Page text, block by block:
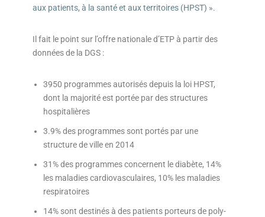
aux patients, à la santé et aux territoires (HPST) ».
Il fait le point sur l’offre nationale d’ETP à partir des
données de la DGS :
3950 programmes autorisés depuis la loi HPST,
dont la majorité est portée par des structures
hospitalières
3.9% des programmes sont portés par une
structure de ville en 2014
31% des programmes concernent le diabète, 14%
les maladies cardiovasculaires, 10% les maladies
respiratoires
14% sont destinés à des patients porteurs de poly-